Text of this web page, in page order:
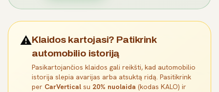
⚠️Klaidos kartojasi? Patikrink
automobilio istoriją
Pasikartojančios klaidos gali reikšti, kad automobilio
istorija slepia avarijas arba atsuktą ridą. Pasitikrink
per CarVertical su 20% nuolaida (kodas KALO) ir